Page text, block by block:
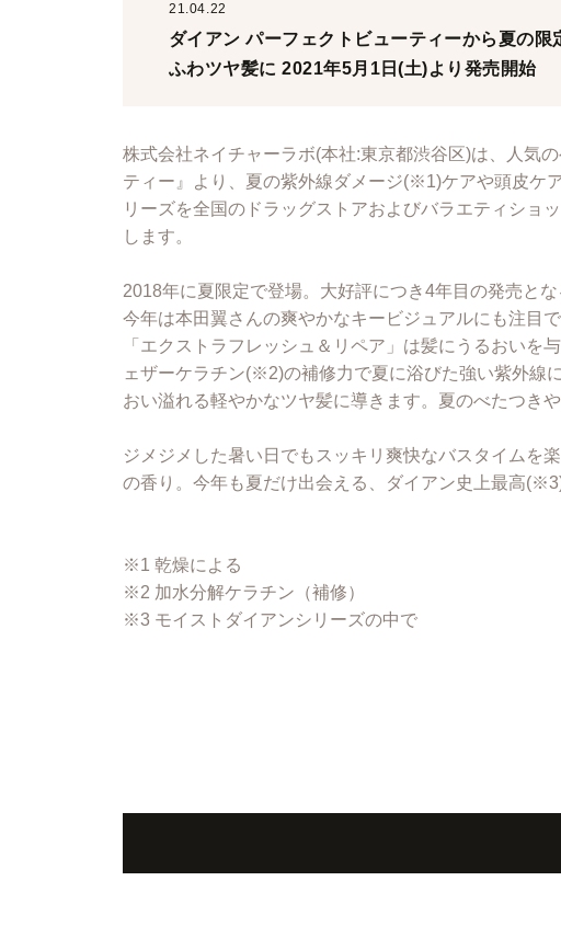
21.04.22
ダイアン パーフェクトビューティーから夏の
ふわツヤ髪に 2021年5月1日(土)より発売開始
株式会社ネイチャーラボ(本社:東京都渋谷区)は、人気
ティー』より、夏の紫外線ダメージ(※1)ケアや頭皮ケ
リーズを全国のドラッグストアおよびバラエティショ
します。
2018年に夏限定で登場。大好評につき4年目の発売と
今年は本田翼さんの爽やかなキービジュアルにも注目で
「エクストラフレッシュ＆リペア」は髪にうるおいを
ェザーケラチン(※2)の補修力で夏に浴びた強い紫外線
おい溢れる軽やかなツヤ髪に導きます。夏のべたつき
ジメジメした暑い日でもスッキリ爽快なバスタイムを
の香り。今年も夏だけ出会える、ダイアン史上最高
※1 乾燥による
※2 加水分解ケラチン（補修）
※3 モイストダイアンシリーズの中で